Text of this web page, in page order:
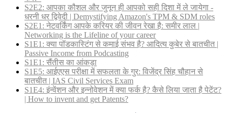
S2E2: आपका कौशल और जुनून ही आपको सही दिशा में ले जायेगा -
धरनी धर द्विवेदी | Demystifying Amazon's TPM & SDM roles
S2E1: नेटवर्किंग आपके करियर की जीवन रेखा है: समीर लाल |
Networking is the Lifeline of your career
S1E1: क्या पॉडकास्टिंग से कमाई संभव है? आदित्य कुबेर से बातचीत |
Passive Income from Podcasting
S1E1: सैंतीस का आंकड़ा
S1E5: आईएएस परीक्षा में सफलता के गुर: विजेंद्र सिंह चौहान से
बातचीत | IAS Civil Services Exam
S1E4: इंन्वेंशन और इन्नोवेशन में क्या फर्क है? कैसे लिया जाता है पेटेंट?
| How to invent and get Patents?